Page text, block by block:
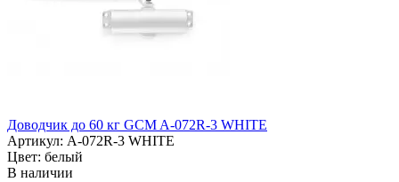
Доводчик до 60 кг GCM A-072R-3 WHITE
Артикул: A-072R-3 WHITE
Цвет: белый
В наличии